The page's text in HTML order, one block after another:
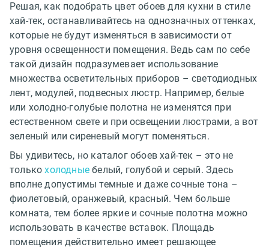
Решая, как подобрать цвет обоев для кухни в стиле
хай-тек, останавливайтесь на однозначных оттенках,
которые не будут изменяться в зависимости от
уровня освещенности помещения. Ведь сам по себе
такой дизайн подразумевает использование
множества осветительных приборов – светодиодных
лент, модулей, подвесных люстр. Например, белые
или холодно-голубые полотна не изменятся при
естественном свете и при освещении люстрами, а вот
зеленый или сиреневый могут поменяться.
Вы удивитесь, но каталог обоев хай-тек – это не
толькохолодные белый, голубой и серый. Здесь
вполне допустимы темные и даже сочные тона –
фиолетовый, оранжевый, красный. Чем больше
комната, тем более яркие и сочные полотна можно
использовать в качестве вставок. Площадь
помещения действительно имеет решающее